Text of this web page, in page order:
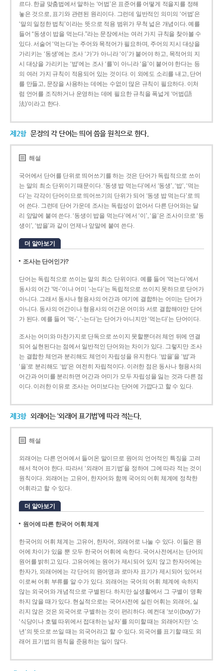
르다. 한글 맞춤법에서 말하는 ‘어법’은 표준어를 어떻게 적을지를 정해
놓은 것으로, 표기와 관련된 원리이다. 그런데 일반적인 의미의 ‘어법’은
‘말의 일정한 법칙’이라는 뜻으로 적용 범위가 무척 넓은 개념이다. 예를
들어 “동생이 밥을 먹는다.”라는 문장에서는 여러 가지 규칙을 찾아볼 수
있다. 서술어 ‘먹는다’는 주어와 목적어가 필요하며, 주어의 지시 대상을
가리키는 ‘동생’에는 조사 ‘가’가 아니라 ‘이’가 붙어야 하고, 목적어의 지
시 대상을 가리키는 ‘밥’에는 조사 ‘를’이 아니라 ‘을’이 붙어야 한다는 등
의 여러 가지 규칙이 적용되어 있는 것이다. 이 외에도 소리를 내고, 단어
를 만들고, 문장을 사용하는 데에는 수없이 많은 규칙이 필요하다. 이처
럼 언어를 조직하거나 운영하는 데에 필요한 규칙을 폭넓게 ‘어법(語
法)’이라고 한다.
제2항 문장의 각 단어는 띄어 씀을 원칙으로 한다.
해설
국어에서 단어를 단위로 띄어쓰기를 하는 것은 단어가 독립적으로 쓰이
는 말의 최소 단위이기 때문이다. ‘동생 밥 먹는다’에서 ‘동생’, ‘밥’, ‘먹는
다’는 각각이 단어이므로 띄어쓰기의 단위가 되어 ‘동생 밥 먹는다’로 띄
어 쓴다. 그런데 단어 가운데 조사는 독립성이 없어서 다른 단어와는 달
리 앞말에 붙여 쓴다. ‘동생이 밥을 먹는다’에서 ‘이’, ‘을’은 조사이므로 ‘동
생이’, ‘밥을’과 같이 언제나 앞말에 붙여 쓴다.
더 알아보기
조사는 단어인가?
단어는 독립적으로 쓰이는 말의 최소 단위이다. 예를 들어 ‘먹는다’에서
동사의 어간 ‘먹-­’이나 어미 ‘­-는다’는 독립적으로 쓰이지 못하므로 단어가
아니다. 그래서 동사나 형용사의 어간과 여기에 결합하는 어미는 단어가
아니다. 동사의 어간이나 형용사의 어간은 어미와 서로 결합해야만 단어
가 된다. 예를 들어 ‘먹-’, ‘-는다’는 단어가 아니지만 ‘먹는다’는 단어이다.
조사는 어미와 마찬가지로 단독으로 쓰이지 못할뿐더러 체언 뒤에 연결
되어 실현된다는 점에서 일반적인 단어와는 차이가 있다. 그렇지만 조사
는 결합한 체언과 분리해도 체언이 자립성을 유지한다. ‘밥을’을 ‘밥’과
‘을’로 분리해도 ‘밥’은 여전히 자립적이다. 이러한 점은 동사나 형용사의
어간과 어미를 분리하면 어간과 어미가 모두 자립성을 잃는 것과 다른 점
이다. 이러한 이유로 조사는 어미보다는 단어에 가깝다고 할 수 있다.
제3항 외래어는 ‘외래어 표기법’에 따라 적는다.
해설
외래어는 다른 언어에서 들어온 말이므로 원어의 언어적인 특징을 고려
해서 적어야 한다. 따라서 ‘외래어 표기법’을 정하여 그에 따라 적는 것이
원칙이다. 외래어는 고유어, 한자어와 함께 국어의 어휘 체계에 정착한
어휘라고 할 수 있다.
더 알아보기
원어에 따른 한국어 어휘 체계
한국어의 어휘 체계는 고유어, 한자어, 외래어로 나눌 수 있다. 이들은 원
어에 차이가 있을 뿐 모두 한국어 어휘에 속한다. 국어사전에서는 단어의
원어를 밝히고 있다. 고유어에는 원어가 제시되어 있지 않고 한자어에는
한자가, 외래어에는 각 단어의 원어명과 로마자 표기가 제시되어 있어서
이로써 어휘 부류를 알 수가 있다. 외래어는 국어의 어휘 체계에 속하지
않는 외국어와 개념적으로 구별된다. 하지만 실생활에서 그 구별이 명확
하지 않을 때가 있다. 현실적으로는 국어사전에 실린 어휘는 외래어, 실
리지 않은 것은 외국어로 구별하는 것이 편리하다. 예컨대 ‘보이(boy)’가
‘식당이나 호텔 따위에서 접대하는 남자’를 의미할 때는 외래어지만 ‘소
년’의 뜻으로 쓰일 때는 외국어라고 할 수 있다. 외국어를 표기할 때도 외
래어 표기법의 원칙을 준용하는 일이 많다.